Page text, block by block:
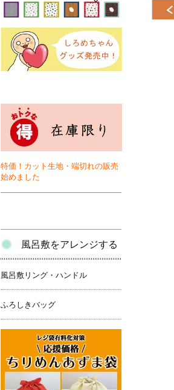
特価！カット生地・端切れの販売
始めました
風呂敷をアレンジする
風呂敷リング・ハンドル
ふろしきバッグ